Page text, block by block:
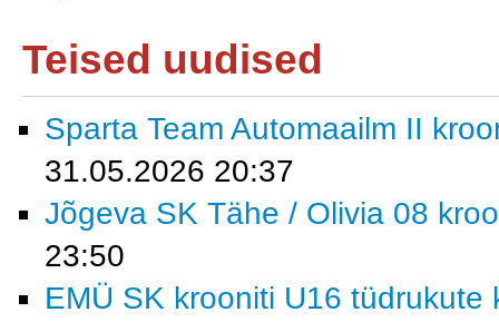
Teised uudised
Sparta Team Automaailm II
31.05.2026 20:37
Jõgeva SK Tähe / Olivia 08
23:50
EMÜ SK krooniti U16 tüdrukute